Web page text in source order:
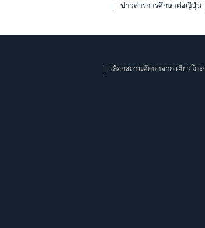
ข่าวสารการศึกษาต่อญี่ปุ่น
เลือกสถานศึกษาจาก เฮียวโ